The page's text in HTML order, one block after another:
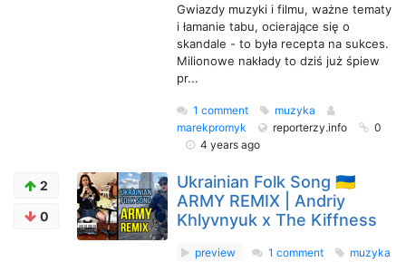
Gwiazdy muzyki i filmu, ważne tematy
i łamanie tabu, ocierające się o
skandale - to była recepta na sukces.
Milionowe nakłady to dziś już śpiew
pr...
1 comment
muzyka
marekpromyk
reporterzy.info
0
4 years ago
2
0
Ukrainian Folk Song 🇺🇦
ARMY REMIX | Andriy
Khlyvnyuk x The Kiffness
preview 1 comment
muzyka